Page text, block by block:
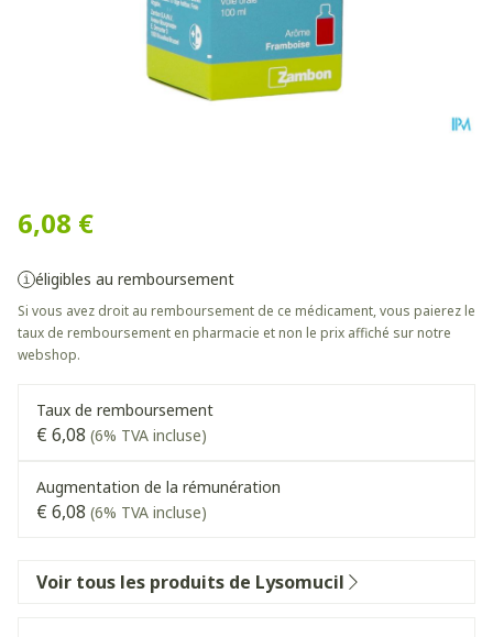
6,08 €
éligibles au remboursement
Si vous avez droit au remboursement de ce médicament, vous paierez le
taux de remboursement en pharmacie et non le prix affiché sur notre
webshop.
Taux de remboursement
€ 6,08 (6% TVA incluse)
Augmentation de la rémunération
€ 6,08 (6% TVA incluse)
Voir tous les produits de Lysomucil